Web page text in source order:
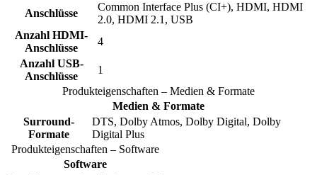
Anschlüsse
Common Interface Plus (CI+), HDMI, HDMI
2.0, HDMI 2.1, USB
Anzahl HDMI-
Anschlüsse
4
Anzahl USB-
Anschlüsse
1
Produkteigenschaften – Medien & Formate
Medien & Formate
Surround-
Formate
DTS, Dolby Atmos, Dolby Digital, Dolby
Digital Plus
Produkteigenschaften – Software
Software